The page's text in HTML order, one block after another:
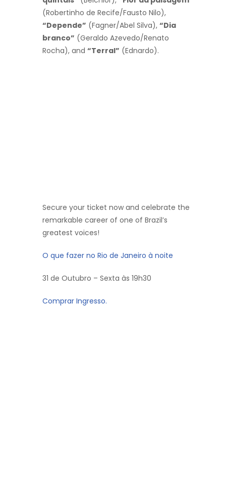
(Robertinho de Recife/Fausto Nilo),
“Depende” (Fagner/Abel Silva), “Dia
branco” (Geraldo Azevedo/Renato
Rocha), and “Terral” (Ednardo).
Secure your ticket now and celebrate the
remarkable career of one of Brazil’s
greatest voices!
O que fazer no Rio de Janeiro à noite
31 de Outubro – Sexta às 19h30
Comprar Ingresso.